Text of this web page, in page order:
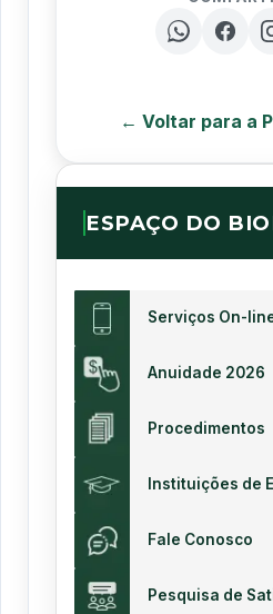
← Voltar para a
ESPAÇO DO
Serviços On-
Anuidade 2026
Procedimentos
Instituições de
Fale Conosco
Pesquisa de